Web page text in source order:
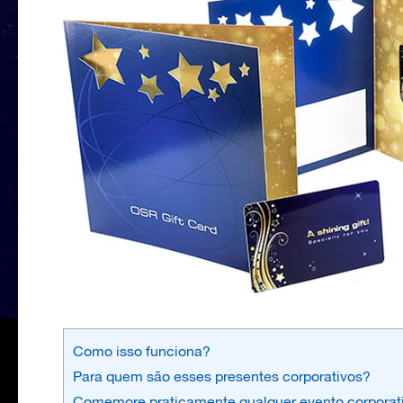
Como isso funciona?
Para quem são esses presentes corporativos?